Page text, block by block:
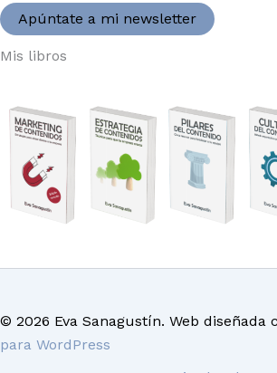
Apúntate a mi newsletter
Mis libros
© 2026 Eva Sanagustín. Web diseñada
para WordPress